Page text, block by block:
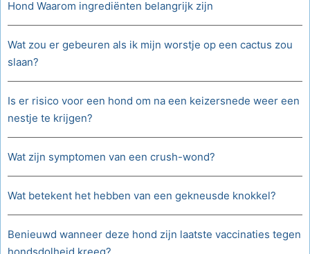
Hond Waarom ingrediënten belangrijk zijn
Wat zou er gebeuren als ik mijn worstje op een cactus zou
slaan?
Is er risico voor een hond om na een keizersnede weer een
nestje te krijgen?
Wat zijn symptomen van een crush-wond?
Wat betekent het hebben van een gekneusde knokkel?
Benieuwd wanneer deze hond zijn laatste vaccinaties tegen